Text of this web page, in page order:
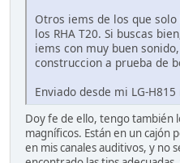
Otros iems de los que
los RHA T20. Si buscas
iems con muy buen
construccion a prueba de
Enviado desde mi LG-
Doy fe de ello, tengo también
magníficos. Están en un cajón
en mis canales auditivos, y no